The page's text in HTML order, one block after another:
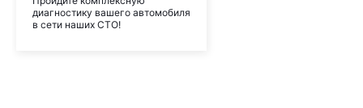
диагностику вашего автомобиля
в сети наших СТО!